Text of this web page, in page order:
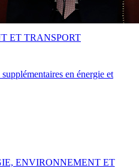
en énergie et
ET TRANSPORT
ENVIRONNEMENT ET